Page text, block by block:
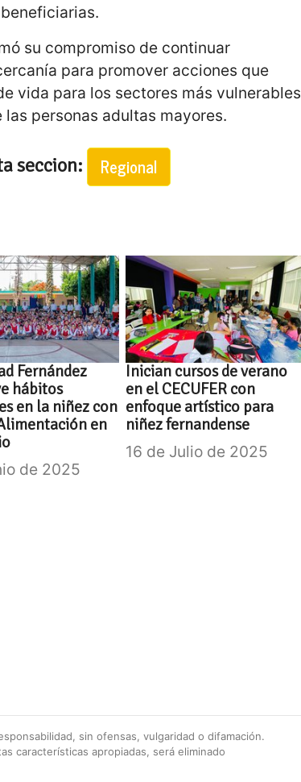
su compromiso de continuar
para promover acciones que
vida para los sectores más vulnerables
personas adultas mayores.
seccion: Regional
Fernández
hábitos
en la niñez con
en
de 2025
Inician cursos de verano
en el CECUFER con
enfoque artístico para
niñez fernandense
16 de Julio de 2025
sin ofensas, vulgaridad o difamación.
características apropiadas, será eliminado